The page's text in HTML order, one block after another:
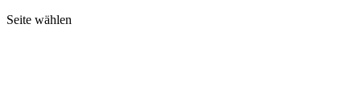
Seite wählen